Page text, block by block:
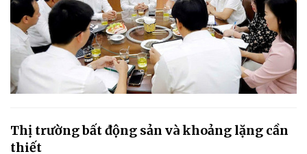
Thị trường bất động sản và khoảng lặng cần
thiết